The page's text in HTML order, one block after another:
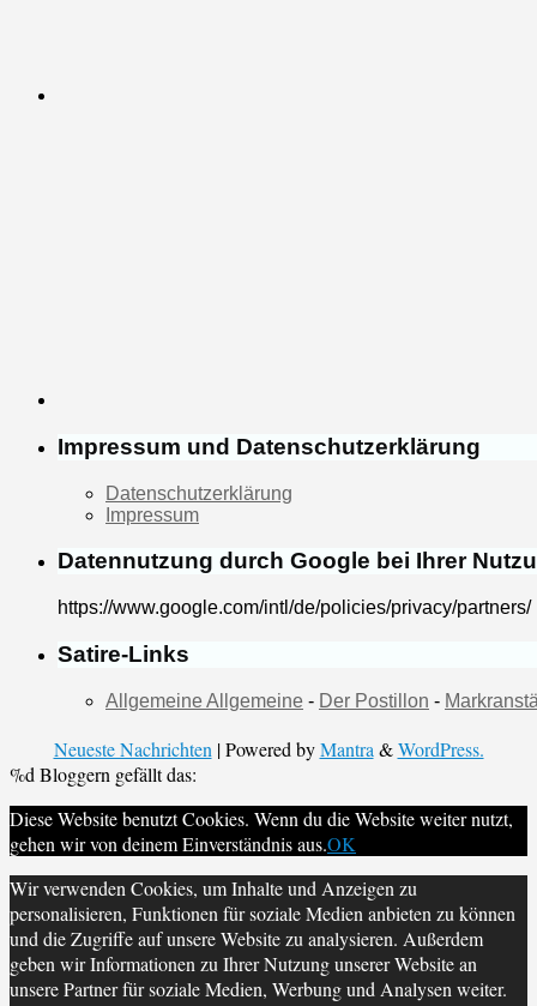
Impressum und Datenschutzerklärung
Datenschutzerklärung
Impressum
Datennutzung durch Google bei Ihrer
https://www.google.com/intl/de/policies/privacy/partners/
Satire-Links
Allgemeine Allgemeine - Der Postillon -
Neueste Nachrichten | Powered byMantra &WordPress.
%d Bloggern gefällt das:
Diese Website benutzt Cookies. Wenn du die Website weiter nutzt,
gehen wir von deinem Einverständnis aus.OK
Wir verwenden Cookies, um Inhalte und Anzeigen zu
personalisieren, Funktionen für soziale Medien anbieten zu können
und die Zugriffe auf unsere Website zu analysieren. Außerdem
geben wir Informationen zu Ihrer Nutzung unserer Website an
unsere Partner für soziale Medien, Werbung und Analysen weiter.